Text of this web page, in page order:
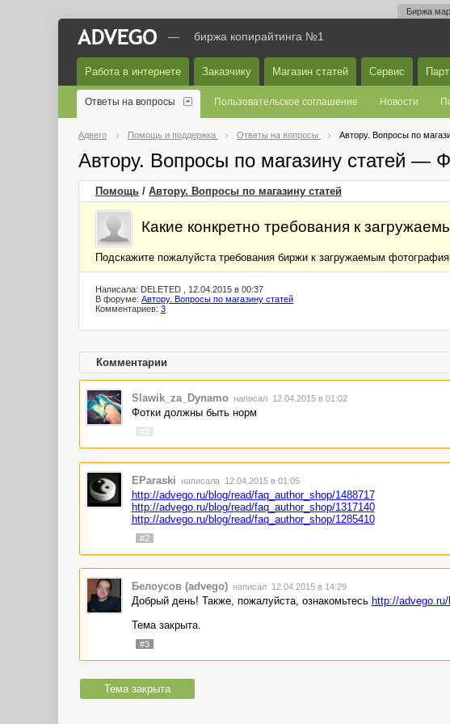
Биржа
— биржа копирайтинга №1
Работа в интернете Заказчику Магазин статей Сервис
Ответы на вопросы Пользовательское соглашение Новости
Адвего Помощь и поддержка Ответы на вопросы Автору. Вопросы по
Автору. Вопросы по магазину статей —
Помощь / Автору. Вопросы по магазину статей
Какие конкретно требования к
Подскажите пожалуйста требования биржи к загружаемым
Написала: DELETED , 12.04.2015 в 00:37
В форуме: Автору. Вопросы по магазину статей
Комментариев: 3
Комментарии
Slawik_za_Dynamo написал 12.04.2015 в 01:02
Фотки должны быть норм
EParaski написала 12.04.2015 в 01:05
http://advego.ru/blog/read/faq_author_shop/1488717
http://advego.ru/blog/read/faq_author_shop/1317140
http://advego.ru/blog/read/faq_author_shop/1285410
#2
Белоусов (advego) написал 12.04.2015 в 14:29
Добрый день! Также, пожалуйста, ознакомьтесь http://
Тема закрыта.
#3
Тема закрыта